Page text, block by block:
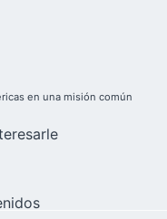
en una misión común